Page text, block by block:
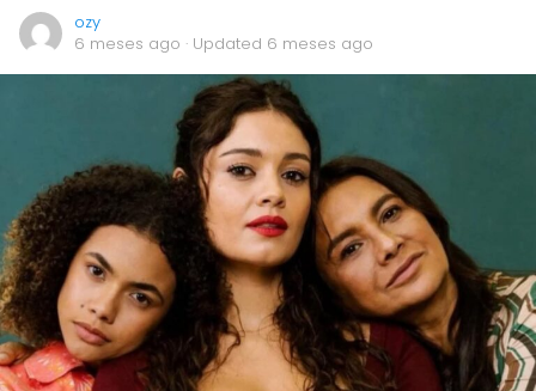
ozy
6 meses ago · Updated 6 meses ago